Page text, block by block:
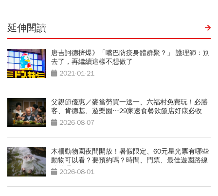
延伸閱讀
唐吉訶德擠爆》「嘴巴防疫身體群聚？」 護理師：別
去了，再繼續這樣不想做了
2021-01-21
父親節優惠／麥當勞買一送一、六福村免費玩！必勝
客、肯德基、遊樂園…29家速食餐飲飯店好康必收
2026-08-07
木柵動物園夜間開放！暑假限定、60元星光票有哪些
動物可以看？要預約嗎？時間、門票、最佳遊園路線
總整理
2026-08-01